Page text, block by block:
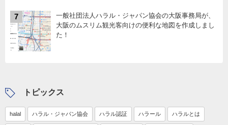
7
一般社団法人ハラル・ジャパン協会の大阪事務局が、
大阪のムスリム観光客向けの便利な地図を作成しまし
た！
トピックス
halal ハラル・ジャパン協会 ハラル認証 ハラール ハラルとは